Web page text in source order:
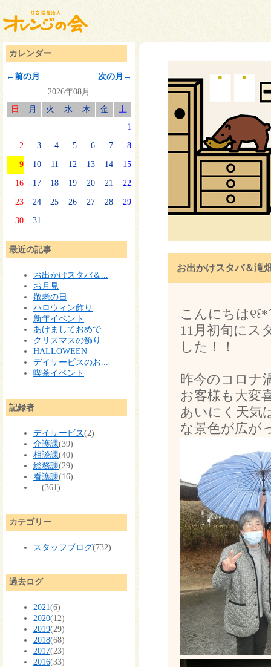
カレンダー
←前の月
次の月→
2026年08月
日
月 火 水 木 金
土
1
2 3 4 5 6 7 8
9 10 11 12 13 14 15
16 17 18 19 20 21 22
23 24 25 26 27 28 29
30 31
最近の記事
お出かけスタバ＆...
お月見
敬老の日
ハロウィン飾り
新年イベント
あけましておめで...
クリスマスの飾り...
HALLOWEEN
デイサービスのお...
喫茶イベント
記録者
デイサービス(2)
介護課(39)
相談課(40)
総務課(29)
看護課(16)
(361)
カテゴリー
スタッフブログ(732)
過去ログ
2021(6)
2020(12)
2019(29)
2018(68)
2017(23)
2016(33)
お出かけスタバ＆滝
こんにちは
11月初旬にス
した！！
昨今のコロナ
お客様も大変
あいにく天気
な景色が広が